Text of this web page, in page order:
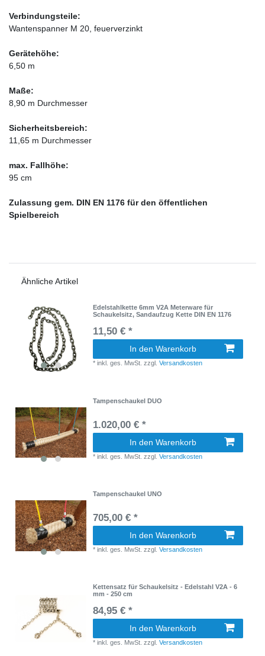
Verbindungsteile:
Wantenspanner M 20, feuerverzinkt
Gerätehöhe:
6,50 m
Maße:
8,90 m Durchmesser
Sicherheitsbereich:
11,65 m Durchmesser
max. Fallhöhe:
95 cm
Zulassung gem. DIN EN 1176 für den öffentlichen
Spielbereich
Ähnliche Artikel
Edelstahlkette 6mm V2A Meterware für
Schaukelsitz, Sandaufzug Kette DIN EN 1176
11,50 € *
In den Warenkorb
*inkl. ges. MwSt. zzgl.Versandkosten
Tampenschaukel DUO
1.020,00 € *
In den Warenkorb
*inkl. ges. MwSt. zzgl.Versandkosten
Tampenschaukel UNO
705,00 € *
In den Warenkorb
*inkl. ges. MwSt. zzgl.Versandkosten
Kettensatz für Schaukelsitz - Edelstahl V2A - 6
mm - 250 cm
84,95 € *
In den Warenkorb
*inkl. ges. MwSt. zzgl.Versandkosten